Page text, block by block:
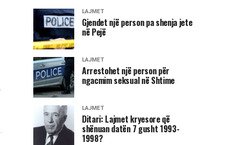
LAJMET
Gjendet një person pa shenja jete
në Pejë
LAJMET
Arrestohet një person për
ngacmim seksual në Shtime
LAJMET
Ditari: Lajmet kryesore që
shënuan datën 7 gusht 1993-
1998?